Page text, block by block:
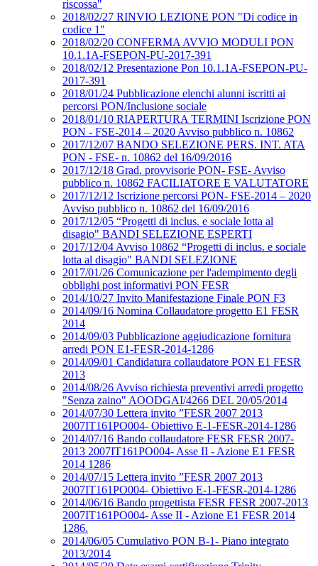
riscossa"
2018/02/27 RINVIO LEZIONE PON "Di codice in
codice 1"
2018/02/20 CONFERMA AVVIO MODULI PON
10.1.1A-FSEPON-PU-2017-391
2018/02/12 Presentazione Pon 10.1.1A-FSEPON-PU-
2017-391
2018/01/24 Pubblicazione elenchi alunni iscritti ai
percorsi PON/Inclusione sociale
2018/01/10 RIAPERTURA TERMINI Iscrizione PON
PON - FSE-2014 – 2020 Avviso pubblico n. 10862
2017/12/07 BANDO SELEZIONE PERS. INT. ATA
PON - FSE- n. 10862 del 16/09/2016
2017/12/18 Grad. provvisorie PON- FSE- Avviso
pubblico n. 10862 FACILIATORE E VALUTATORE
2017/12/12 Iscrizione percorsi PON- FSE-2014 – 2020
Avviso pubblico n. 10862 del 16/09/2016
2017/12/05 “Progetti di inclus. e sociale lotta al
disagio" BANDI SELEZIONE ESPERTI
2017/12/04 Avviso 10862 “Progetti di inclus. e sociale
lotta al disagio" BANDI SELEZIONE
2017/01/26 Comunicazione per l'adempimento degli
obblighi post informativi PON FESR
2014/10/27 Invito Manifestazione Finale PON F3
2014/09/16 Nomina Collaudatore progetto E1 FESR
2014
2014/09/03 Pubblicazione aggiudicazione fornitura
arredi PON E1-FESR-2014-1286
2014/09/01 Candidatura collaudatore PON E1 FESR
2013
2014/08/26 Avviso richiesta preventivi arredi progetto
"Senza zaino" AOODGAI/4266 DEL 20/05/2014
2014/07/30 Lettera invito ”FESR 2007 2013
2007IT161PO004- Obiettivo E-1-FESR-2014-1286
2014/07/16 Bando collaudatore FESR FESR 2007-
2013 2007IT161PO004- Asse II - Azione E1 FESR
2014 1286
2014/07/15 Lettera invito ”FESR 2007 2013
2007IT161PO004- Obiettivo E-1-FESR-2014-1286
2014/06/16 Bando progettista FESR FESR 2007-2013
2007IT161PO004- Asse II - Azione E1 FESR 2014
1286.
2014/06/05 Cumulativo PON B-1- Piano integrato
2013/2014